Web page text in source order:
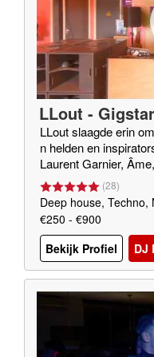
LLout -
0
LLout slaagde erin
n helden en
Laurent Garnier,
Done Gone (o.v.a.))
lichamen. DUS: Elke
(28)
Deep house, Techno,
€250 - €900
Bekijk Profiel
DJ